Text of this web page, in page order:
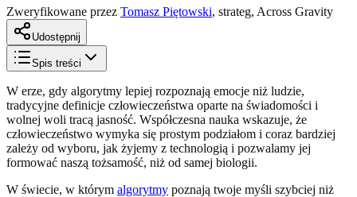
Zweryfikowane przez Tomasz Piętowski, strateg, Across Gravity
Udostępnij
Spis treści
W erze, gdy algorytmy lepiej rozpoznają emocje niż ludzie,
tradycyjne definicje człowieczeństwa oparte na świadomości i
wolnej woli tracą jasność. Współczesna nauka wskazuje, że
człowieczeństwo wymyka się prostym podziałom i coraz bardziej
zależy od wyboru, jak żyjemy z technologią i pozwalamy jej
formować naszą tożsamość, niż od samej biologii.
W świecie, w którym algorytmy poznają twoje myśli szybciej niż